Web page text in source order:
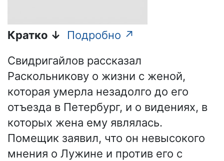
Кратко ↓
Подробно ↗
Свидригайлов рассказал
Раскольникову о жизни с женой,
которая умерла незадолго до его
отъезда в Петербург, и о видениях, в
которых жена ему являлась.
Помещик заявил, что он невысокого
мнения о Лужине и против его с